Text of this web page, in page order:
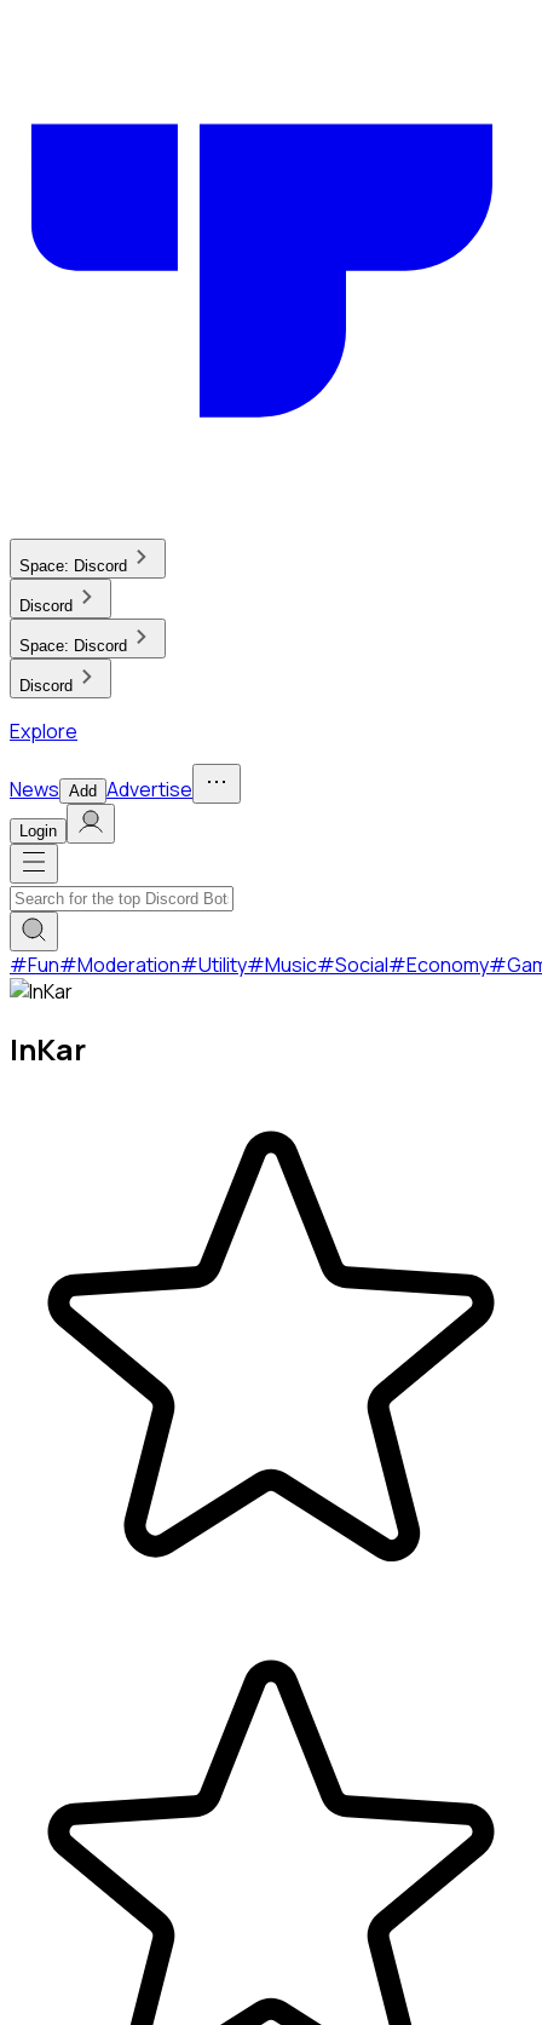
Space: Discord
Discord
Space: Discord
Discord
Explore
News Add Advertise
Login
#Fun#Moderation#Utility#Music#Social#Economy#
InKar